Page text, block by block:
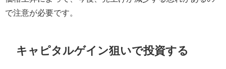
で注意が必要です。
キャピタルゲイン狙いで投資する